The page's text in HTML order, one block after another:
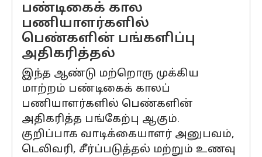
பண்டிகைக் கால
பணியாளர்களில்
பெண்களின் பங்களிப்பு
அதிகரித்தல்
இந்த ஆண்டு மற்றொரு முக்கிய
மாற்றம் பண்டிகைக் காலப்
பணியாளர்களில் பெண்களின்
அதிகரித்த பங்கேற்பு ஆகும்.
குறிப்பாக வாடிக்கையாளர் அனுபவம்,
டெலிவரி, சீர்ப்படுத்தல் மற்றும் உணவு